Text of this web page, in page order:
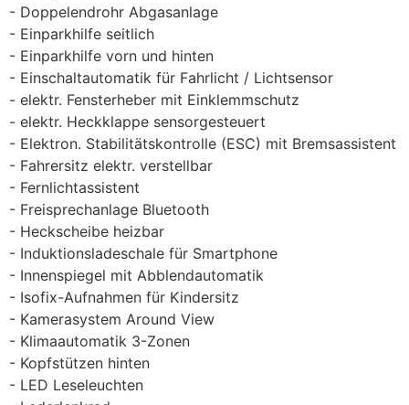
Doppelendrohr Abgasanlage
Einparkhilfe seitlich
Einparkhilfe vorn und hinten
Einschaltautomatik für Fahrlicht / Lichtsensor
elektr. Fensterheber mit Einklemmschutz
elektr. Heckklappe sensorgesteuert
Elektron. Stabilitätskontrolle (ESC) mit Bremsassistent
Fahrersitz elektr. verstellbar
Fernlichtassistent
Freisprechanlage Bluetooth
Heckscheibe heizbar
Induktionsladeschale für Smartphone
Innenspiegel mit Abblendautomatik
Isofix-Aufnahmen für Kindersitz
Kamerasystem Around View
Klimaautomatik 3-Zonen
Kopfstützen hinten
LED Leseleuchten